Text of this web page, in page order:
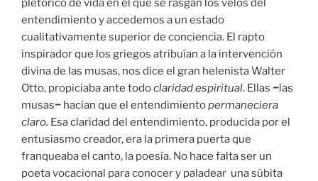
pletórico de vida en el que se rasgan los velos del
entendimiento y accedemos a un estado
cualitativamente superior de conciencia. El rapto
inspirador que los griegos atribuían a la intervención
divina de las musas, nos dice el gran helenista Walter
Otto, propiciaba ante todoclaridad espiritual. Ellas −las
musas− hacían que el entendimientopermaneciera
claro. Esa claridad del entendimiento, producida por el
entusiasmo creador, era la primera puerta que
franqueaba el canto, la poesía. No hace falta ser un
poeta vocacional para conocer y paladear una súbita